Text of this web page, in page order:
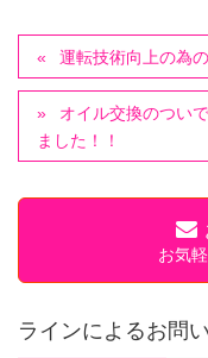
運転技術向上の為
オイル交換のつい
ました！！
お気
ラインによるお問